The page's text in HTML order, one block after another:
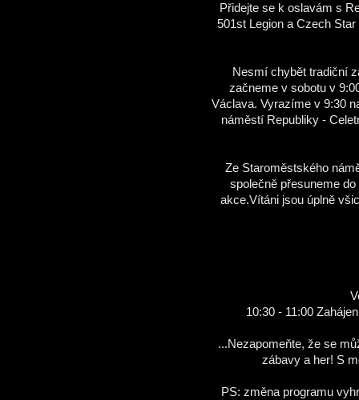
Přidejte se k oslavám s
501st Legion a Czech
Nesmí chybět tradiční
začneme v sobotu v
Václava. Vyrazíme v 9:30
náměstí Republiky -
Ze Staroměstského
společně přesuneme
akce.Vítáni jsou úplně
10:30 - 11:00
...Nezapomeňte, že se
zábavy a her! S
PS: změna programu